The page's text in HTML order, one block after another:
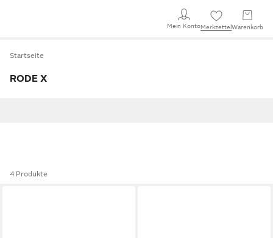
Mein KontoMerkzettel Warenkorb
Startseite
RODE X
4 Produkte